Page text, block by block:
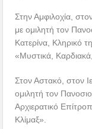
Στην Αμφιλοχία,
με ομιλητή τον
Κατερίνα, Κληρικό
«Μυστικά,
Στον Αστακό, στον
ομιλητή τον
Αρχιερατικό
Κλίμαξ».